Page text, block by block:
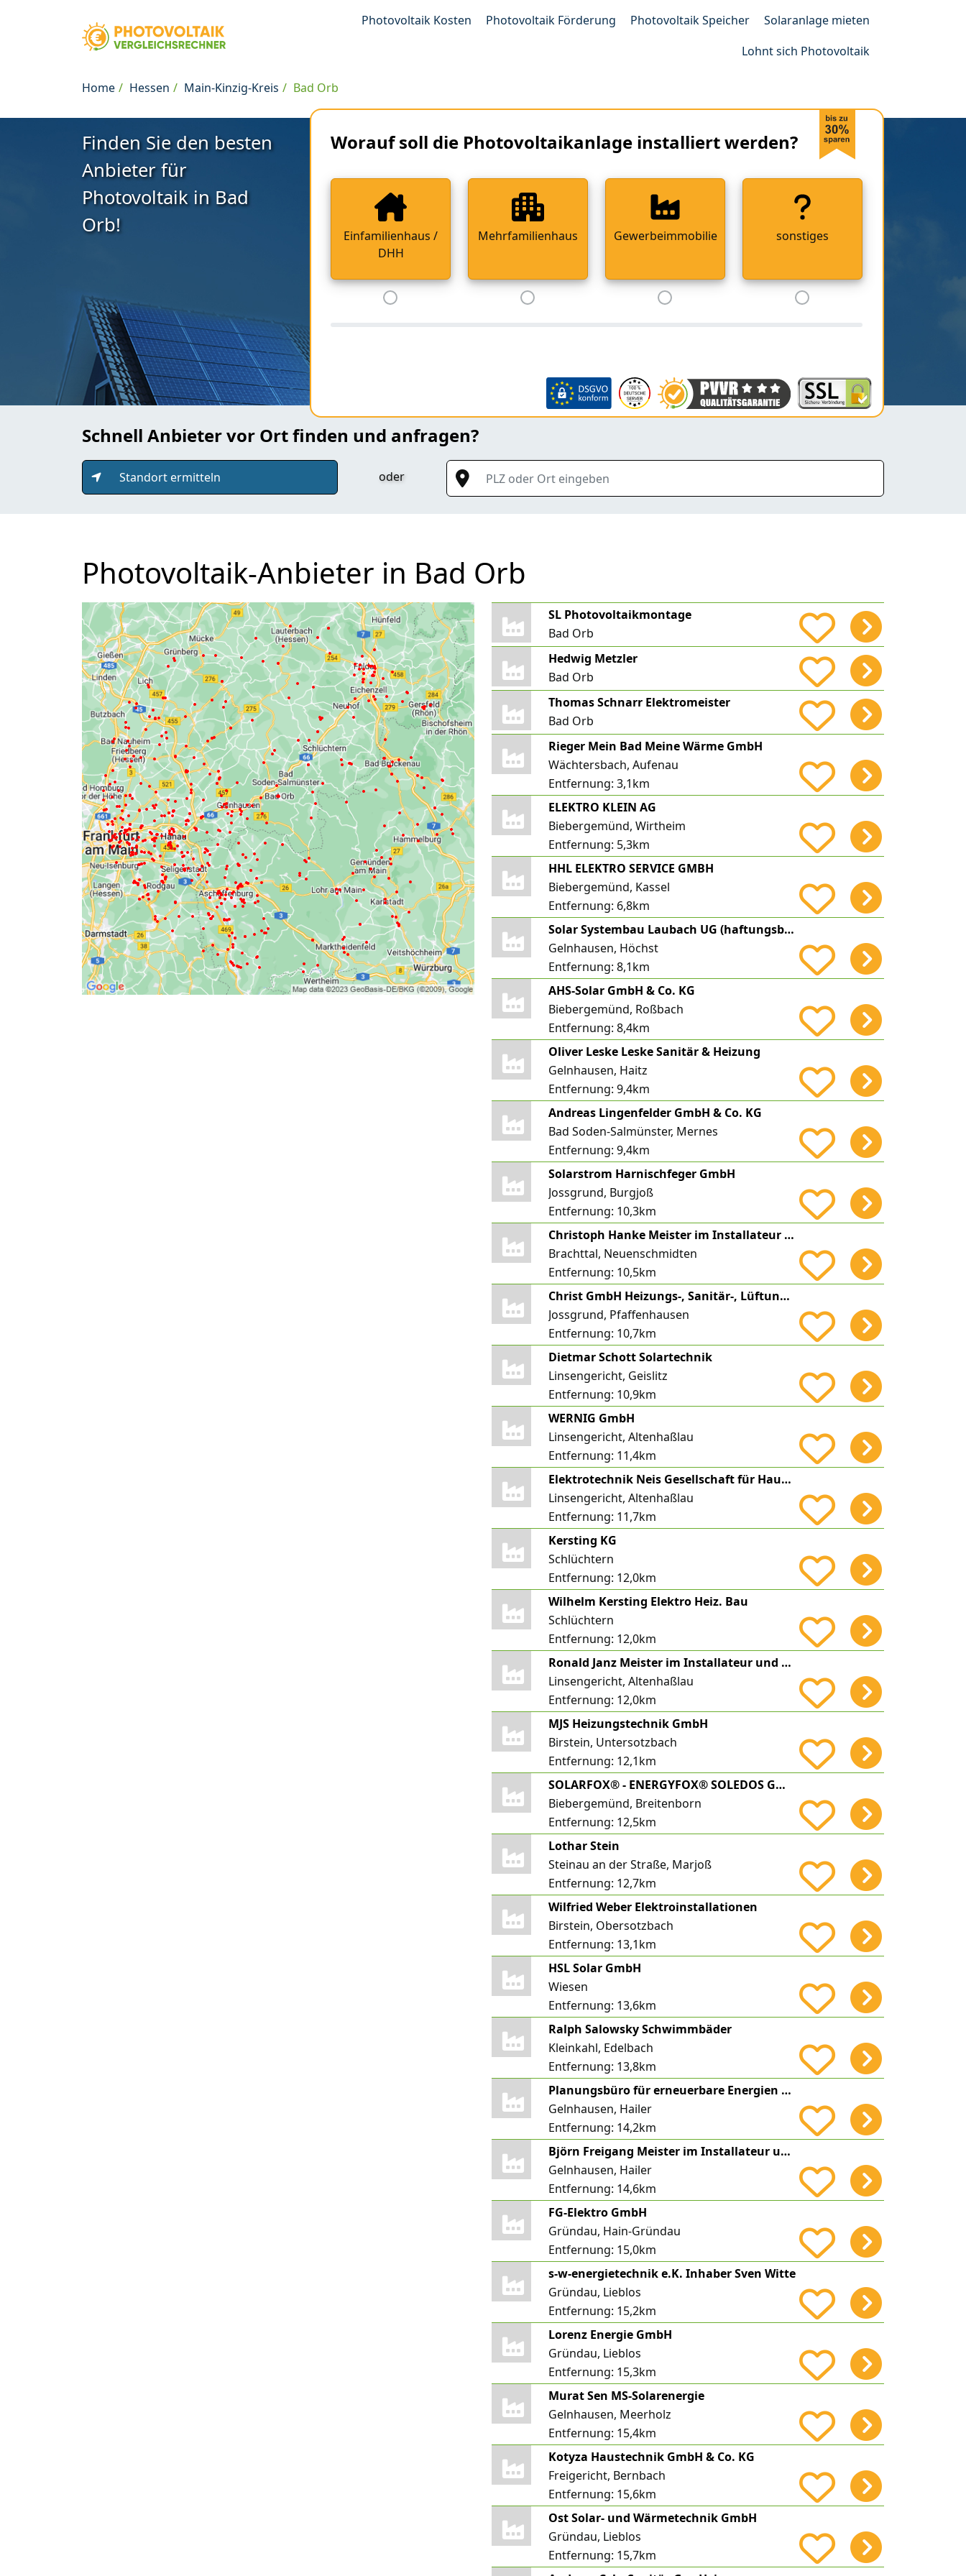
Photovoltaik Kosten Photovoltaik Förderung Photovoltaik Speicher
Solaranlage mieten
Lohnt sich Photovoltaik
Home Hessen Main-Kinzig-Kreis Bad Orb
Finden Sie den besten
Anbieter für
Photovoltaik in Bad
Orb!
Worauf soll die Photovoltaikanlage installiert werden?
Einfamilienhaus /
DHH
Mehrfamilienhaus Gewerbeimmobilie sonstiges
Schnell Anbieter vor Ort finden und anfragen?
Standort ermitteln oder
PLZ oder Ort eingeben
Photovoltaik-Anbieter in Bad Orb
SL Photovoltaikmontage
Bad Orb
Hedwig Metzler
Bad Orb
Thomas Schnarr Elektromeister
Bad Orb
Rieger Mein Bad Meine Wärme GmbH
Wächtersbach, Aufenau
Entfernung:3,1km
ELEKTRO KLEIN AG
Biebergemünd, Wirtheim
Entfernung: 5,3km
HHL ELEKTRO SERVICE GMBH
Biebergemünd, Kassel
Entfernung: 6,8km
Solar Systembau Laubach UG (haftungsbeschränkt)
Gelnhausen, Höchst
Entfernung:8,1km
AHS-Solar GmbH & Co. KG
Biebergemünd, Roßbach
Entfernung:8,4km
Oliver Leske Leske Sanitär & Heizung
Gelnhausen, Haitz
Entfernung:9,4km
Andreas Lingenfelder GmbH & Co. KG
Bad Soden-Salmünster, Mernes
Entfernung:9,4km
Solarstrom Harnischfeger GmbH
Jossgrund, Burgjoß
Entfernung: 10,3km
Christoph Hanke Meister im Installateur und Heizungsbauer-Handwerk
Brachttal, Neuenschmidten
Entfernung: 10,5km
Christ GmbH Heizungs-, Sanitär-, Lüftungs-, und Solar-Technik
Jossgrund, Pfaffenhausen
Entfernung: 10,7km
Dietmar Schott Solartechnik
Linsengericht, Geislitz
Entfernung: 10,9km
WERNIG GmbH
Linsengericht, Altenhaßlau
Entfernung: 11,4km
Elektrotechnik Neis Gesellschaft für Haustechnik mbH
Linsengericht, Altenhaßlau
Entfernung: 11,7km
Kersting KG
Schlüchtern
Entfernung: 12,0km
Wilhelm Kersting Elektro Heiz. Bau
Schlüchtern
Entfernung: 12,0km
Ronald Janz Meister im Installateur und Heizungsbauer-Handwerk
Linsengericht, Altenhaßlau
Entfernung: 12,0km
MJS Heizungstechnik GmbH
Birstein, Untersotzbach
Entfernung: 12,1km
SOLARFOX® - ENERGYFOX® SOLEDOS GmbH
Biebergemünd, Breitenborn
Entfernung: 12,5km
Lothar Stein
Steinau an der Straße, Marjoß
Entfernung: 12,7km
Wilfried Weber Elektroinstallationen
Birstein, Obersotzbach
Entfernung: 13,1km
HSL Solar GmbH
Wiesen
Entfernung: 13,6km
Ralph Salowsky Schwimmbäder
Kleinkahl, Edelbach
Entfernung: 13,8km
Planungsbüro für erneuerbare Energien und Ladeinfrastruktur | premain - Vertrieb | Beratung |
Gelnhausen, Hailer
Entfernung: 14,2km
Björn Freigang Meister im Installateur und Heizungsbauer-Handwerk
Gelnhausen, Hailer
Entfernung: 14,6km
FG-Elektro GmbH
Gründau, Hain-Gründau
Entfernung: 15,0km
s-w-energietechnik e.K. Inhaber Sven Witte
Gründau, Lieblos
Entfernung: 15,2km
Lorenz Energie GmbH
Gründau, Lieblos
Entfernung: 15,3km
Murat Sen MS-Solarenergie
Gelnhausen, Meerholz
Entfernung: 15,4km
Kotyza Haustechnik GmbH & Co. KG
Freigericht, Bernbach
Entfernung: 15,6km
Ost Solar- und Wärmetechnik GmbH
Gründau, Lieblos
Entfernung: 15,7km